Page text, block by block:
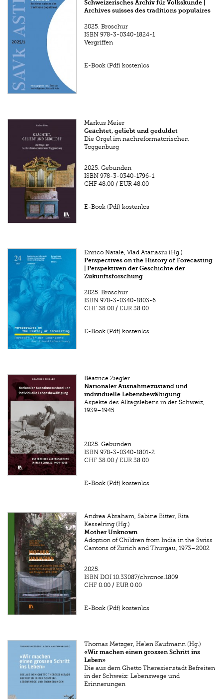
Schweizerisches Archiv für Volkskunde |
Archives suisses des traditions populaires
2025. Broschur
ISBN 978-3-0340-1824-1
Vergriffen
E-Book (Pdf) kostenlos
Markus Meier
Geächtet, geliebt und geduldet
Die Orgel im nachreformatorischen
Toggenburg
2025. Gebunden
ISBN 978-3-0340-1796-1
CHF 48.00 /EUR 48.00
E-Book (Pdf) kostenlos
Enrico Natale, Vlad Atanasiu (Hg.)
Perspectives on the History of Forecasting
| Perspektiven der Geschichte der
Zukunftsforschung
2025. Broschur
ISBN 978-3-0340-1803-6
CHF 38.00 /EUR 38.00
E-Book (Pdf) kostenlos
Béatrice Ziegler
Nationaler Ausnahmezustand und
individuelle Lebensbewältigung
Aspekte des Alltagslebens in der Schweiz,
1939–1945
2025. Gebunden
ISBN 978-3-0340-1801-2
CHF 38.00 /EUR 38.00
E-Book (Pdf) kostenlos
Andrea Abraham, Sabine Bitter, Rita
Kesselring (Hg.)
Mother Unknown
Adoption of Children from India in the Swiss
Cantons of Zurich and Thurgau, 1973–2002
2025.
ISBN DOI 10.33087/chronos.1809
CHF 0.00 /EUR 0.00
E-Book (Pdf) kostenlos
Thomas Metzger, Helen Kaufmann (Hg.)
«Wir machen einen grossen Schritt ins
Leben»
Die aus dem Ghetto Theresienstadt Befreiten
in der Schweiz: Lebenswege und
Erinnerungen